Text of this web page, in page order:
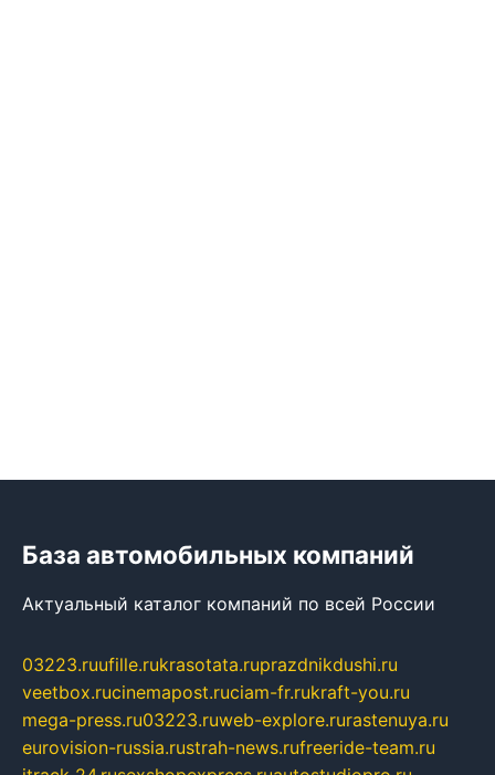
База автомобильных компаний
Актуальный каталог компаний по всей России
03223.ruufille.rukrasotata.ruprazdnikdushi.ru
veetbox.rucinemapost.ruciam-fr.rukraft-you.ru
mega-press.ru03223.ruweb-explore.rurastenuya.ru
eurovision-russia.rustrah-news.rufreeride-team.ru